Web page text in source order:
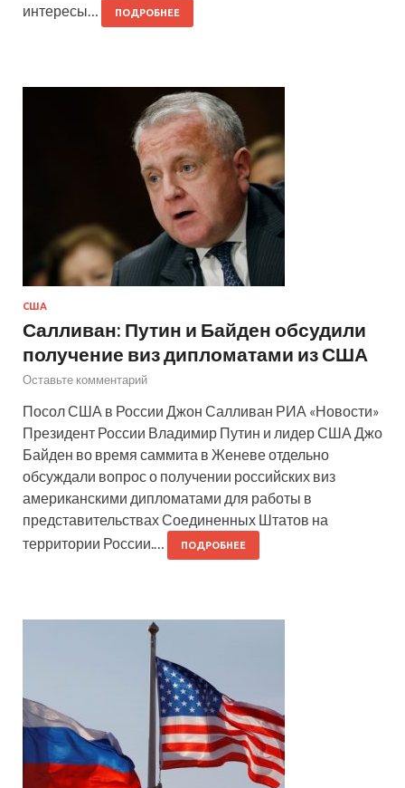
интересы…
ПОДРОБНЕЕ
США
Салливан: Путин и Байден обсудили
получение виз дипломатами из США
Оставьте комментарий
Посол США в России Джон Салливан РИА «Новости»
Президент России Владимир Путин и лидер США Джо
Байден во время саммита в Женеве отдельно
обсуждали вопрос о получении российских виз
американскими дипломатами для работы в
представительствах Соединенных Штатов на
территории России.…
ПОДРОБНЕЕ